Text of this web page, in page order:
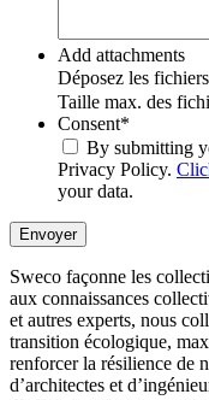
Add attachments
Déposez les
Taille max. des
Consent*
By submitting
Privacy Policy.
your data.
Envoyer
Sweco façonne les
aux connaissances
et autres experts, nous
transition écologique,
renforcer la résilience de
d’architectes et